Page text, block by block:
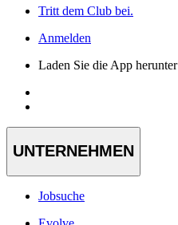
Tritt dem Club bei.
Anmelden
Laden Sie die App herunter
UNTERNEHMEN
Jobsuche